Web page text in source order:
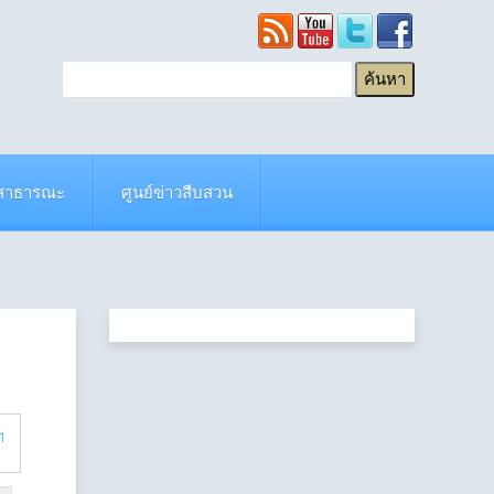
าธารณะ ศูนย์ข่าวสืบสวน